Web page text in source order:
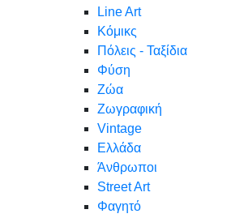
Line Art
Κόμικς
Πόλεις - Ταξίδια
Φύση
Ζώα
Ζωγραφική
Vintage
Ελλάδα
Άνθρωποι
Street Art
Φαγητό